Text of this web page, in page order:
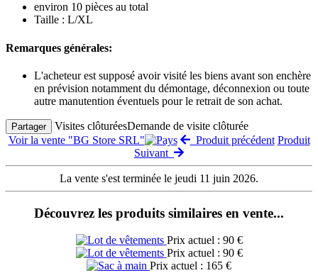
environ 10 pièces au total
Taille : L/XL
Remarques générales:
L'acheteur est supposé avoir visité les biens avant son enchère
en prévision notamment du démontage, déconnexion ou toute
autre manutention éventuels pour le retrait de son achat.
Partager Visites clôturéesDemande de visite clôturée
Voir la vente "BG Store SRL"
Produit précédent Produit
Suivant
La vente s'est terminée le jeudi 11 juin 2026.
Découvrez les produits similaires en vente...
Prix actuel : 90 €
Prix actuel : 90 €
Prix actuel : 165 €